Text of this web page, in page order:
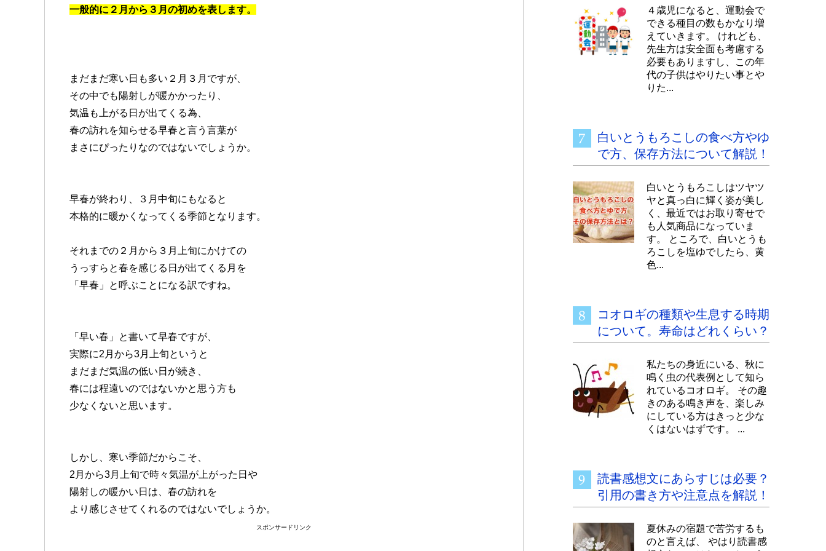
一般的に２月から３月の初めを表します。
まだまだ寒い日も多い２月３月ですが、
その中でも陽射しが暖かかったり、
気温も上がる日が出てくる為、
春の訪れを知らせる早春と言う言葉が
まさにぴったりなのではないでしょうか。
早春が終わり、３月中旬にもなると
本格的に暖かくなってくる季節となります。
それまでの２月から３月上旬にかけての
うっすらと春を感じる日が出てくる月を
「早春」と呼ぶことになる訳ですね。
「早い春」と書いて早春ですが、
実際に2月から3月上旬というと
まだまだ気温の低い日が続き、
春には程遠いのではないかと思う方も
少なくないと思います。
しかし、寒い季節だからこそ、
2月から3月上旬で時々気温が上がった日や
陽射しの暖かい日は、春の訪れを
より感じさせてくれるのではないでしょうか。
スポンサードリンク
４歳児になると、運動会で
できる種目の数もかなり増
えていきます。 けれども、
先生方は安全面も考慮する
必要もありますし、この年
代の子供はやりたい事とや
りた...
白いとうもろこしの食べ方やゆ
で方、保存方法について解説！
白いとうもろこしはツヤツ
ヤと真っ白に輝く姿が美し
く、最近ではお取り寄せで
も人気商品になっていま
す。 ところで、白いとうも
ろこしを塩ゆでしたら、黄
色...
コオロギの種類や生息する時期
について。寿命はどれくらい？
私たちの身近にいる、秋に
鳴く虫の代表例として知ら
れているコオロギ。 その趣
きのある鳴き声を、楽しみ
にしている方はきっと少な
くはないはずです。 ...
読書感想文にあらすじは必要？
引用の書き方や注意点を解説！
夏休みの宿題で苦労するも
のと言えば、 やはり読書感